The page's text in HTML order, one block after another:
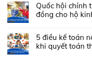
Quốc hội chính
đồng cho hộ
5 điều kế toán
khi quyết toán